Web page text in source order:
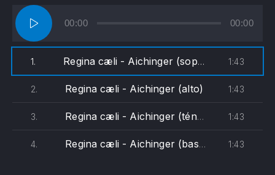
Lecteur
audio
00:00 00:00
1. Regina cæli - Aichinger (soprane) 1:43
2. Regina cæli - Aichinger (alto) 1:43
3. Regina cæli - Aichinger (ténor) 1:43
4. Regina cæli - Aichinger (basse) 1:43